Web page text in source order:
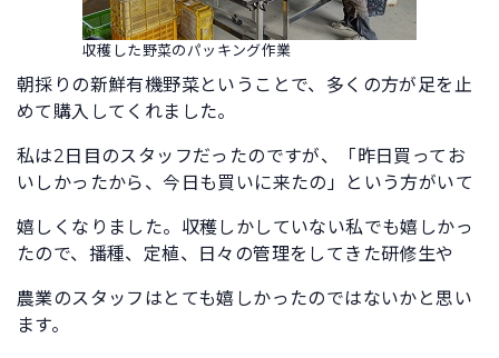
収穫した野菜のパッキング作業
朝採りの新鮮有機野菜ということで、多くの方が足を止
めて購入してくれました。
私は2日目のスタッフだったのですが、「昨日買ってお
いしかったから、今日も買いに来たの」という方がいて
嬉しくなりました。収穫しかしていない私でも嬉しかっ
たので、播種、定植、日々の管理をしてきた研修生や
農業のスタッフはとても嬉しかったのではないかと思い
ます。